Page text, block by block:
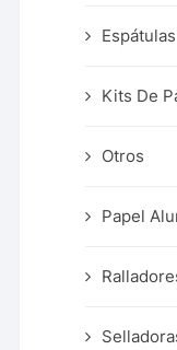
Kits De
Otros
Papel